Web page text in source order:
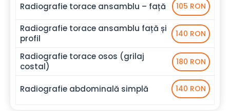
Radiografie torace ansamblu – față 105 RON
Radiografie torace ansamblu față și
profil
140 RON
Radiografie torace osos (grilaj
costal)
180 RON
Radiografie abdominală simplă 140 RON